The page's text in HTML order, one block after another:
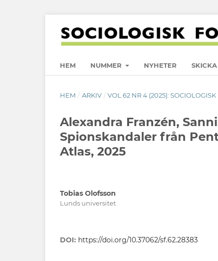
HEM NUMMER NYHETER
HEM / ARKIV / VOL 62 NR 4 (2025):
Alexandra Franzén,
Spionskandaler från
Atlas, 2025
Tobias Olofsson
Lunds universitet
DOI: https://doi.org/10.37062/sf.62.28383